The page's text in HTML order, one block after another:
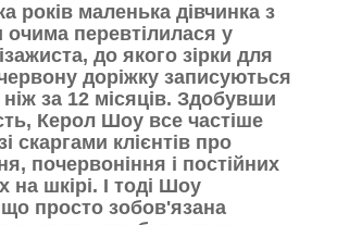
років маленька дівчинка з
перевтілилася у
до якого зірки для
доріжку записуються
ніж за 12 місяців. Здобувши
Керол Шоу все частіше
скаргами клієнтів про
почервоніння і постійних
на шкірі. І тоді Шоу
що просто зобов'язана